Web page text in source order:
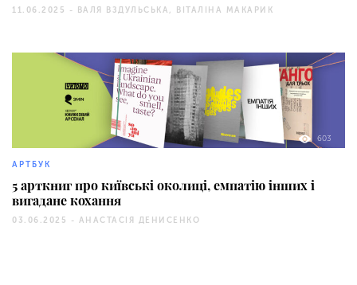
11.06.2025 - ВАЛЯ ВЗДУЛЬСЬКА, ВІТАЛІНА МАКАРИК
603
АРТБУК
5 арткниг про київські околиці, емпатію інших і
вигадане кохання
03.06.2025 - АНАСТАСІЯ ДЕНИСЕНКО